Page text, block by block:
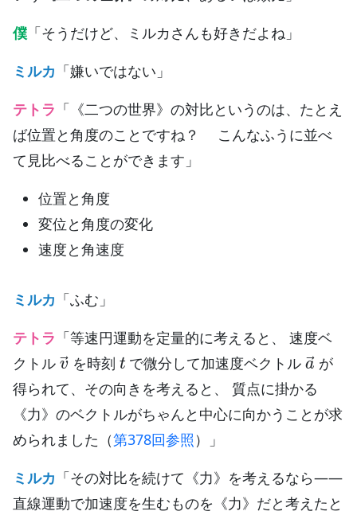
僕 「そうだけど、ミルカさんも好きだよね」
ミルカ 「嫌いではない」
テトラ 「《二つの世界》の対比というのは、たとえ
ば位置と角度のことですね？ こんなふうに並べ
て見比べることができます」
位置と角度
変位と角度の変化
速度と角速度
ミルカ 「ふむ」
テトラ 「等速円運動を定量的に考えると、 速度ベ
クトル
v →
を時刻
t
で微分して加速度ベクトル
a→
が
得られて、その向きを考えると、 質点に掛かる
《力》のベクトルがちゃんと中心に向かうことが求
められました（第378回参照 ）」
ミルカ 「その対比を続けて《力》を考えるなら——
直線運動で加速度を生むものを《力》だと考えたと